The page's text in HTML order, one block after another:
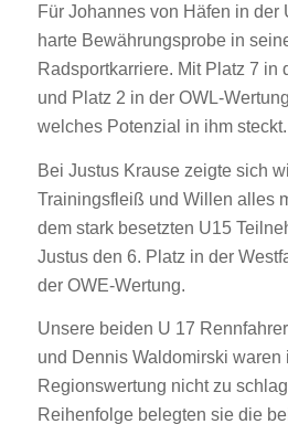
Für Johannes von Häfen in der
harte Bewährungsprobe in
Radsportkarriere. Mit Platz 7 in
und Platz 2 in der OWL-
welches Potenzial in ihm steckt.
Bei Justus Krause zeigte sich
Trainingsfleiß und Willen alles
dem stark besetzten U15
Justus den 6. Platz in der
der OWE-Wertung.
Unsere beiden U 17
und Dennis Waldomirski waren
Regionswertung nicht zu
Reihenfolge belegten sie die